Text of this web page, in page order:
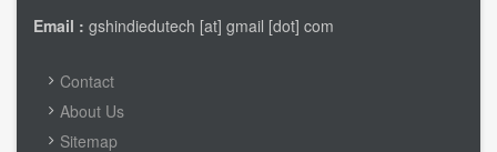
Email : gshindiedutech [at] gmail [dot] com
FOOTER
MENU
Contact
About Us
Sitemap